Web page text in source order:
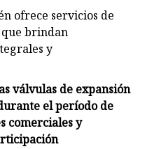
ofrece servicios de
brindan
y
válvulas de expansión
el período de
comerciales y